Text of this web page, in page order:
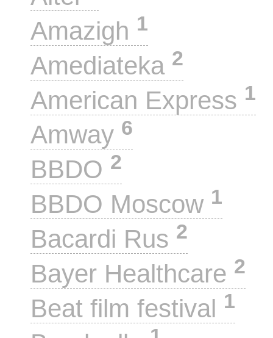
Amazigh 1
Amediateka 2
American Express 1
Amway 6
BBDO 2
BBDO Moscow 1
Bacardi Rus 2
Bayer Healthcare 2
Beat film festival 1